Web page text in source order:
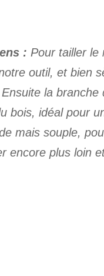
: Pour tailler le
outil, et bien
la branche
bois, idéal pour
mais souple,
encore plus loin